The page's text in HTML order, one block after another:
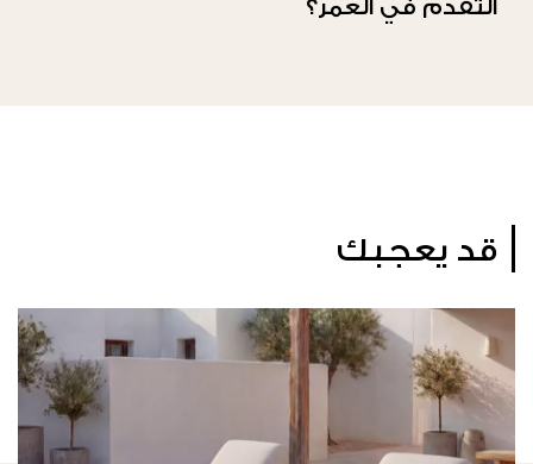
التقدم في العمر؟
قد يعجبك